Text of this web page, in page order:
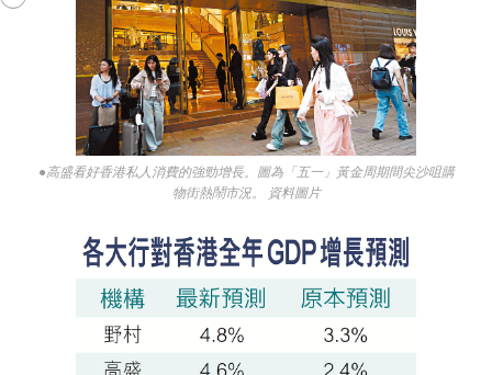
●高盛看好香港私人消費的強勁增長。圖為「五一」黃金周期間尖沙咀購
物街熱鬧市況。 資料圖片